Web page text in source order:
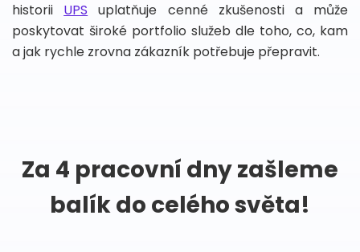
historii UPS uplatňuje cenné zkušenosti a může
poskytovat široké portfolio služeb dle toho, co, kam
a jak rychle zrovna zákazník potřebuje přepravit.
Za 4 pracovní dny zašleme
balík do celého světa!